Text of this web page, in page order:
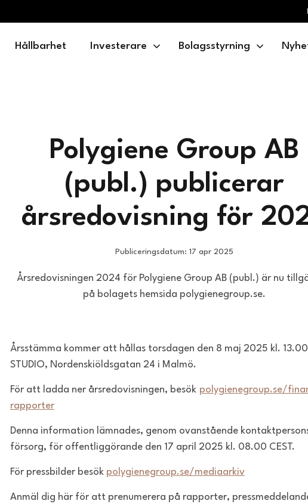
Hållbarhet Investerare Bolagsstyrning
Polygiene Group AB
(publ.) publicerar
årsredovisning för
Publiceringsdatum: 17 apr 2025
Årsredovisningen 2024 för Polygiene Group AB (publ.) är nu
på bolagets hemsida polygienegroup.se.
Årsstämma kommer att hållas torsdagen den 8 maj 2025 kl.
STUDIO, Nordenskiöldsgatan 24 i Malmö.
För att ladda ner årsredovisningen, besök polygienegroup.se/
rapporter
Denna information lämnades, genom ovanstående
försorg, för offentliggörande den 17 april 2025 kl. 08.00 CEST.
För pressbilder besök polygienegroup.se/mediaarkiv
Anmäl dig här för att prenumerera på rapporter,